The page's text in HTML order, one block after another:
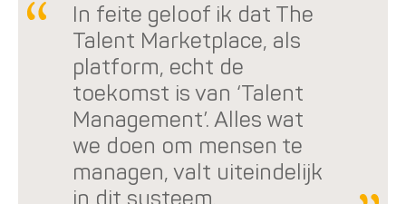
In feite geloof ik dat The
Talent Marketplace, als
platform, echt de
toekomst is van ‘Talent
Management’. Alles wat
we doen om mensen te
managen, valt uiteindelijk
in dit systeem.